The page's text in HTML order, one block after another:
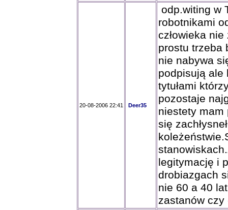
20-08-2006 22:41 Deer35
odp.witing w
robotnikami
człowieka
prostu trzeba
nie nabywa
podpisują ale
tytułami
pozostaje
niestety mam
się
legitymację i
drobiazgach
nie 60 a 40
zastanów czy